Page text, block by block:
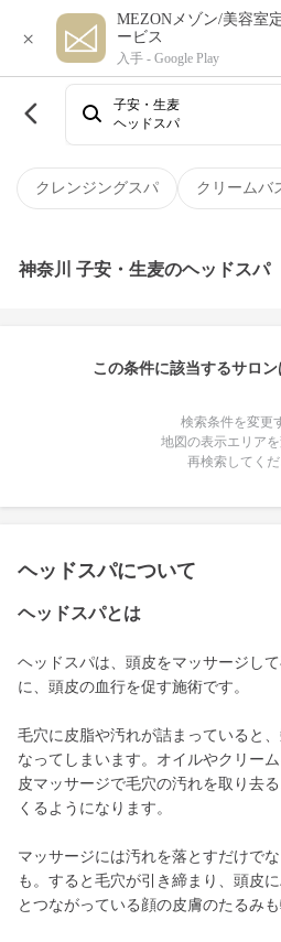
×
MEZONメゾン/美容室
ービス
入手 - Google Play
クレンジングスパ クリームバ
子安・生麦
ヘッドスパ
神奈川 子安・生麦のヘッドスパ
この条件に該当するサロ
検索条件を変更
地図の表示エリア
再検索してく
ヘッドスパについて
ヘッドスパとは
ヘッドスパは、頭皮をマッサージし
に、頭皮の血行を促す施術です。
毛穴に皮脂や汚れが詰まっていると
なってしまいます。オイルやクリー
皮マッサージで毛穴の汚れを取り去
くるようになります。
マッサージには汚れを落とすだけで
も。すると毛穴が引き締まり、頭皮
とつながっている顔の皮膚のたるみも